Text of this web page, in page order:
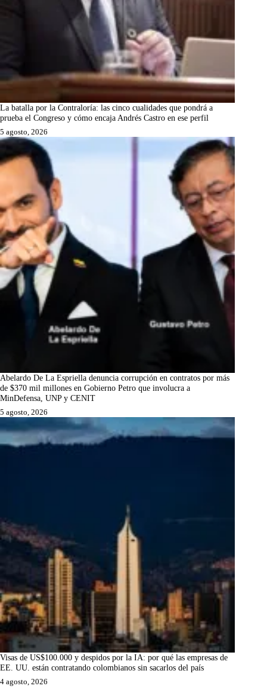
La batalla por la Contraloría: las cinco cualidades que pondrá a
prueba el Congreso y cómo encaja Andrés Castro en ese perfil
5 agosto, 2026
Abelardo De La Espriella denuncia corrupción en contratos por más
de $370 mil millones en Gobierno Petro que involucra a
MinDefensa, UNP y CENIT
5 agosto, 2026
Visas de US$100.000 y despidos por la IA: por qué las empresas de
EE. UU. están contratando colombianos sin sacarlos del país
4 agosto, 2026